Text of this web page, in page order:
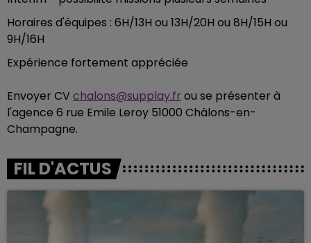
Horaires d'équipes : 6H/13H ou 13H/20H ou 8H/15H ou
9H/16H
Expérience fortement appréciée
Envoyer CVchalons@supplay.fr ou se présenter à
l'agence 6 rue Emile Leroy 51000 Châlons-en-
Champagne.
FIL D'ACTUS